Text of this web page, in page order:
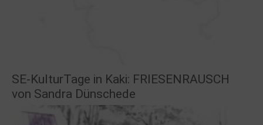
SE-KulturTage in Kaki: FRIESENRAUSCH
von Sandra Dünschede